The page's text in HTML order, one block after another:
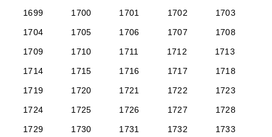
1699
1700 1701 1702
1703
1704
1705 1706 1707
1708
1709
1710 1711 1712
1713
1714
1715 1716 1717
1718
1719
1720 1721 1722
1723
1724
1725 1726 1727
1728
1729
1730 1731 1732
1733